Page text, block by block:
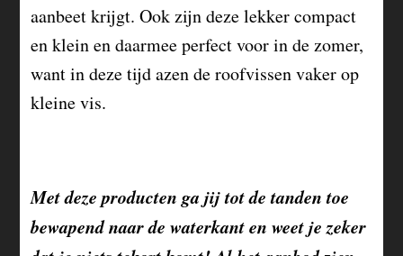
aanbeet krijgt. Ook zijn deze lekker compact
en klein en daarmee perfect voor in de zomer,
want in deze tijd azen de roofvissen vaker op
kleine vis.
Met deze producten ga jij tot de tanden toe
bewapend naar de waterkant en weet je zeker